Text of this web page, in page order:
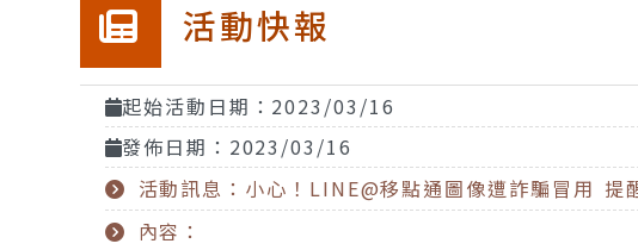
活動快報
起始活動日期：2023/03/16
發佈日期：2023/03/16
活動訊息：小心！LINE@移點通圖像遭詐騙冒用
內容：